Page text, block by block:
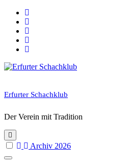
Skip
content
Erfurter Schachklub
Der Verein mit Tradition
Archiv 2026